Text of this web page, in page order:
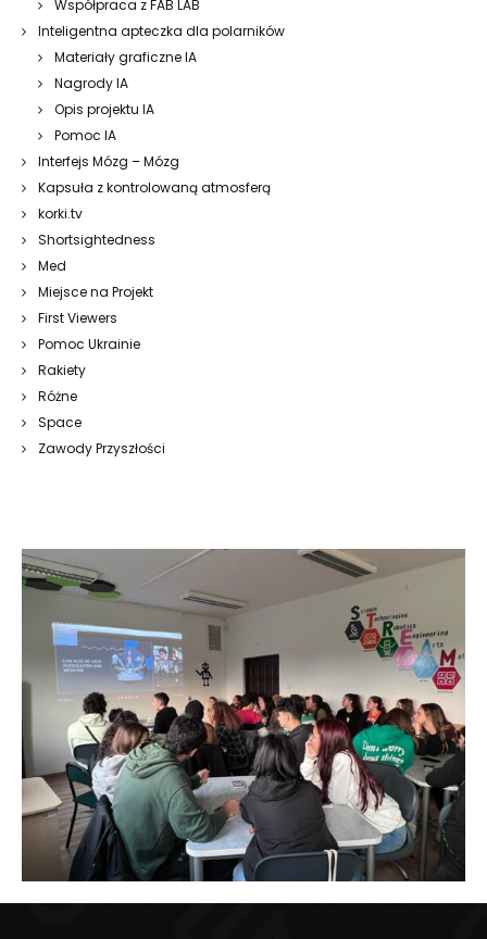
Współpraca z FAB LAB
Inteligentna apteczka dla polarników
Materiały graficzne IA
Nagrody IA
Opis projektu IA
Pomoc IA
Interfejs Mózg – Mózg
Kapsuła z kontrolowaną atmosferą
korki.tv
Shortsightedness
Med
Miejsce na Projekt
First Viewers
Pomoc Ukrainie
Rakiety
Różne
Space
Zawody Przyszłości